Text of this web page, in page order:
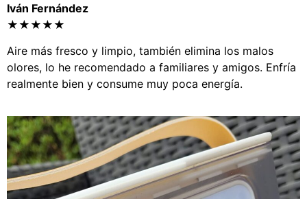
Iván Fernández
★★★★★
Aire más fresco y limpio, también elimina los malos
olores, lo he recomendado a familiares y amigos. Enfría
realmente bien y consume muy poca energía.